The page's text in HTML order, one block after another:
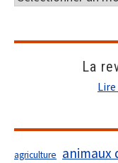
La
agriculture animaux